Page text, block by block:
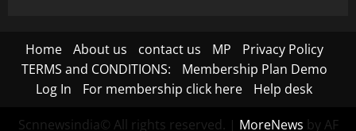
Home About us contact us MP
Privacy Policy
TERMS and CONDITIONS:
Membership Plan Demo
Log In
For membership click here Help desk
Scnnewsindia© All rights reserved. | MoreNews by AF